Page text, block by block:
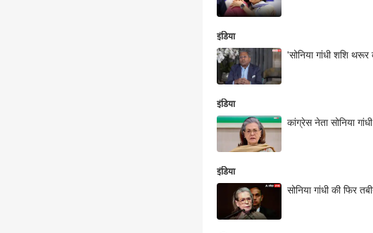
इंडिया
'सोनिया गांधी शशि
इंडिया
कांग्रेस नेता सोनिया
इंडिया
सोनिया गांधी की फिर